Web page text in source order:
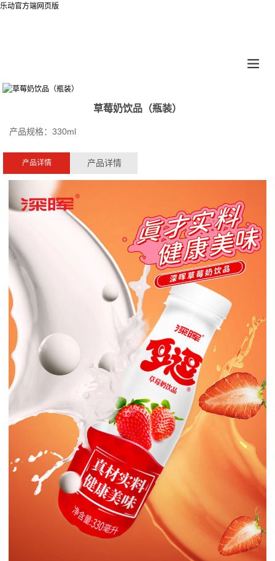
乐动官方端网页版
草莓奶饮品（瓶装）
产品规格：330ml
产品详情 产品详情